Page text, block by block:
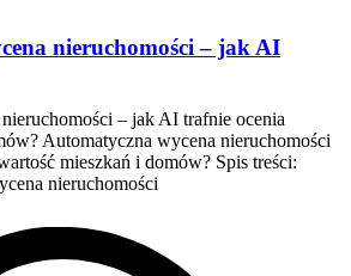
nieruchomości – jak AI
– jak AI trafnie ocenia
Automatyczna wycena nieruchomości
mieszkań i domów? Spis treści:
nieruchomości